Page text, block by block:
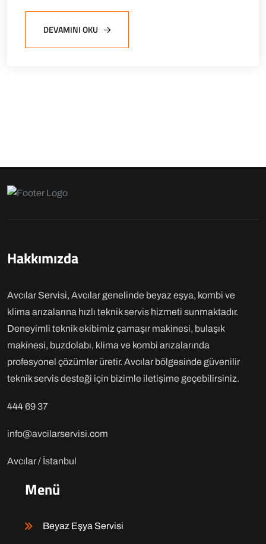
DEVAMINI OKU
Hakkımızda
Avcılar Servisi, Avcılar genelinde beyaz eşya, kombi ve
klima arızalarına hızlı teknik servis hizmeti sunmaktadır.
Deneyimli teknik ekibimiz çamaşır makinesi, bulaşık
makinesi, buzdolabı, klima ve kombi arızalarında
profesyonel çözümler üretir. Avcılar bölgesinde güvenilir
teknik servis desteği için bizimle iletişime geçebilirsiniz.
444 69 37
info@avcilarservisi.com
Avcılar / İstanbul
Menü
Beyaz Eşya Servisi